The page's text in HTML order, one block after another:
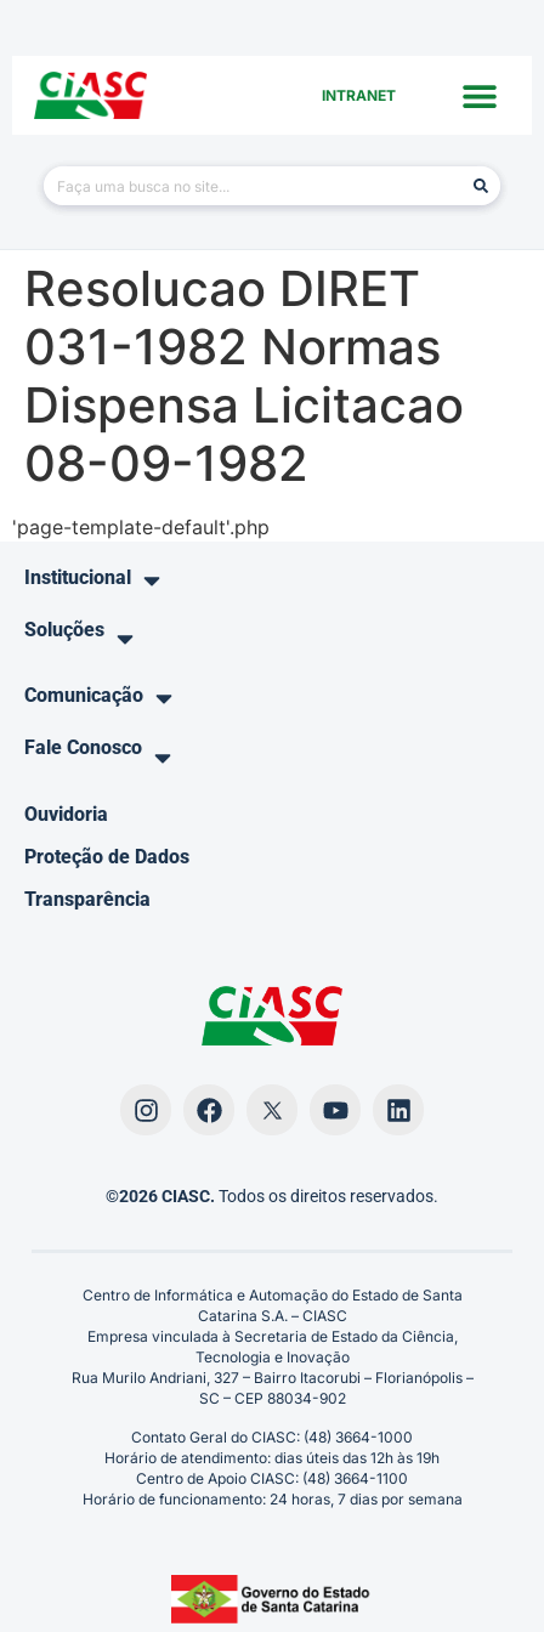
INTRANET
Resolucao DIRET
031-1982 Normas
Dispensa Licitacao
08-09-1982
'page-template-default'.php
Institucional
Soluções
Comunicação
Fale Conosco
Ouvidoria
Proteção de Dados
Transparência
©2026 CIASC. Todos os direitos reservados.
Centro de Informática e Automação do Estado de Santa
Catarina S.A. – CIASC
Empresa vinculada à Secretaria de Estado da Ciência,
Tecnologia e Inovação
Rua Murilo Andriani, 327 – Bairro Itacorubi – Florianópolis –
SC – CEP 88034-902
Contato Geral do CIASC: (48) 3664-1000
Horário de atendimento: dias úteis das 12h às 19h
Centro de Apoio CIASC: (48) 3664-1100
Horário de funcionamento: 24 horas, 7 dias por semana